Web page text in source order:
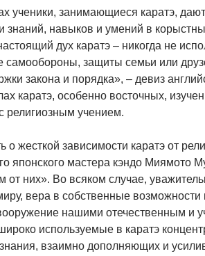
ученики, занимающиеся каратэ,
знаний, навыков и умений в
дух каратэ – никогда не
самообороны, защиты семьи или
закона и порядка», – девиз
каратэ, особенно восточных,
религиозным учением.
о жесткой зависимости каратэ от
японского мастера кэндо Миямото
от них». Во всяком случае,
вера в собственные возможности
нашими отечественным и
используемые в каратэ
взаимно дополняющих и